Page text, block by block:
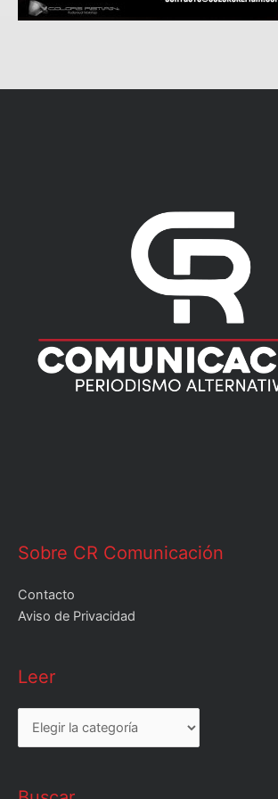
Sobre CR Comunicación
Contacto
Aviso de Privacidad
Leer
Leer